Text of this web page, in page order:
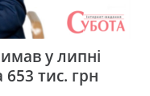
у липні
тис. грн